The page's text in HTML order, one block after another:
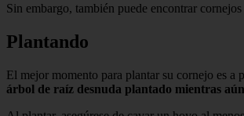
Sin embargo, también puede encontrar
Plantando
El mejor momento para plantar su cornejo es a
árbol de raíz desnuda plantado mientras